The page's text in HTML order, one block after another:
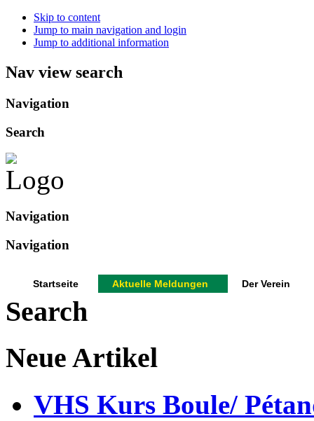
Skip to content
Jump to main navigation and login
Jump to additional information
Nav view search
Navigation
Search
Navigation
Navigation
Startseite Aktuelle Meldungen Der Verein
Search
Neue Artikel
VHS Kurs Boule/